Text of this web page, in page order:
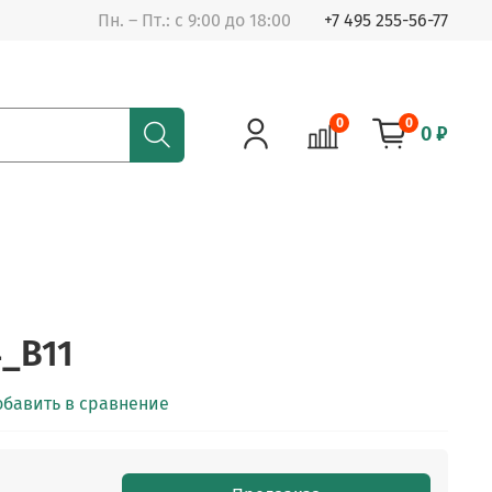
Пн. – Пт.: с 9:00 до 18:00 +7 495 255-56-77
0 0 0 ₽
в сравнение